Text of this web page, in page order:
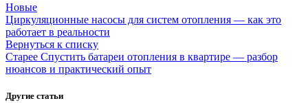
Новые
Циркуляционные насосы для систем отопления — как это
работает в реальности
Вернуться к списку
Старее Спустить батареи отопления в квартире — разбор
нюансов и практический опыт
Другие статьи